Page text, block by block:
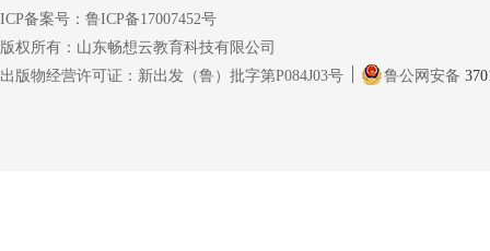
ICP备案号：鲁ICP备17007452号
版权所有：山东畅想云教育科技有限公司
出版物经营许可证：新出发（鲁）批字第P084J03号
鲁公网安备